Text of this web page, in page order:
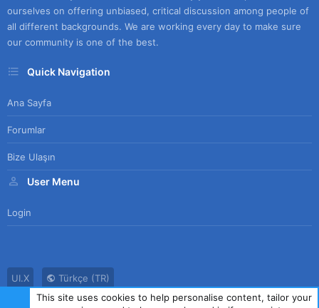
ourselves on offering unbiased, critical discussion among people of
all different backgrounds. We are working every day to make sure
our community is one of the best.
Quick Navigation
Ana Sayfa
Forumlar
Bize Ulaşın
User Menu
Login
UI.X
Türkçe (TR)
Bize Ulaşın
Kullanım Sözleşmesi Gizlilik Politikası Yardım
This site uses cookies to help personalise content, tailor your